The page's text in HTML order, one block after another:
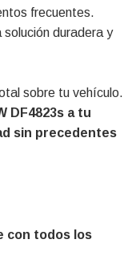
frecuentes.
solución duradera y
sobre tu vehículo.
DF4823s a tu
sin precedentes
con todos los